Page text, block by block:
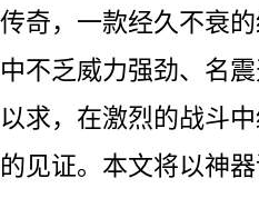
传奇，一款经久不衰
中不乏威力强劲、名
以求，在激烈的战斗
的见证。本文将以神